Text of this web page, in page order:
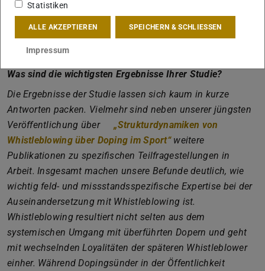
und anschließende Rachemotive eine Rolle spielen
können. Man sollte jedenfalls nicht unbedingt auf ein
positives Mitteilungsmotiv aufseiten des Whistleblowers
abstellen.
Was sind die wichtigsten Ergebnisse Ihrer Studie?
Die Ergebnisse der Studie lassen sich kaum in kurze
Antworten packen. Vielmehr sind neben unserer jüngsten
Veröffentlichung über
„Strukturdynamiken von
Whistleblowing über Doping im Sport“weitere
Publikationen zu spezifischen Teilfragestellungen in
Arbeit. Insgesamt machen unsere Befunde deutlich, wie
wichtig feld- und missstandsspezifische Expertise bei der
Auseinandersetzung mit Whistleblowing ist.
Whistleblowing resultiert nicht selten aus dem
systemischen Umgang mit überführten Dopern und geht
mit wechselnden Loyalitäten der späteren Whistleblower
einher. Während Dopingsünder in der Öffentlichkeit
Statistiken
ALLE AKZEPTIEREN SPEICHERN & SCHLIESSEN
Impressum